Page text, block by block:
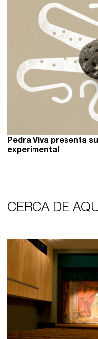
Pedra Viva presenta
experimental
CERCA DE